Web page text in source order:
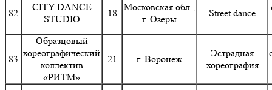
82
CITY DANCE
STUDIO
18
Московская обл.,
г. Озеры
Street dance
83
Образцовый
хореографический
коллектив
«РИТМ»
21 г. Воронеж
Эстрадная
хореография